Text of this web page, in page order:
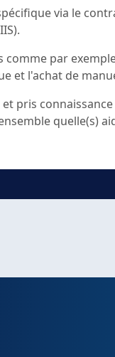
via le
comme par
et l'achat de
pris
quelle(s)